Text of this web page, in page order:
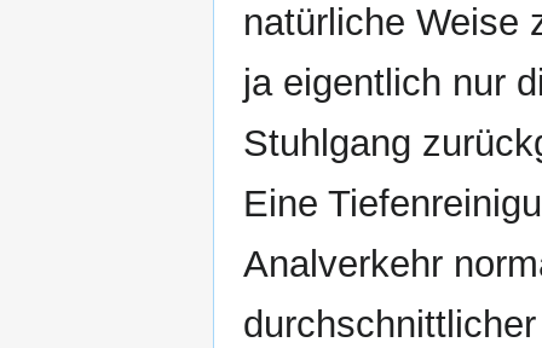
natürliche Weise
ja eigentlich nur
Stuhlgang
Eine
Analverkehr